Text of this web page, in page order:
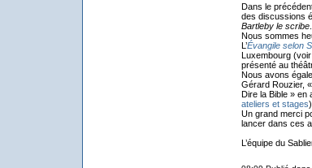
Dans le
des discussions
Bartleby le scribe.
Nous sommes
L’Évangile selon
Luxembourg
présenté au
Nous avons
Gérard Rouzier,
Dire la Bible » en
ateliers et stages).
Un grand merci
lancer dans ces
L’équipe du